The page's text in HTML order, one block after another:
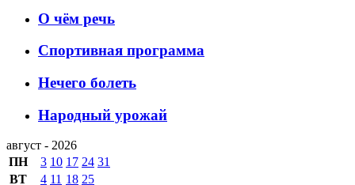
О чём речь
Спортивная программа
Нечего болеть
Народный урожай
август - 2026
ПН
3 10 17 24 31
ВТ
4 11 18 25